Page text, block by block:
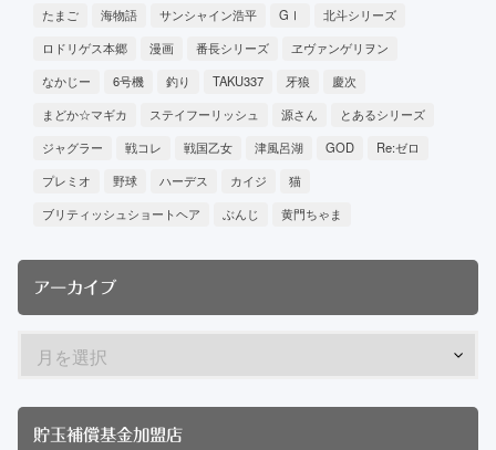
たまご
海物語 サンシャイン浩平 GⅠ
北斗シリーズ
ロドリゲス本郷
漫画 番長シリーズ
ヱヴァンゲリヲン
なかじー
6号機 釣り TAKU337 牙狼
慶次
まどか☆マギカ
ステイフーリッシュ 源さん
とあるシリーズ
ジャグラー
戦コレ 戦国乙女 津風呂湖 GOD
Re:ゼロ
プレミオ
野球 ハーデス カイジ
猫
ブリティッシュショートヘア
ぶんじ 黄門ちゃま
アーカイブ
貯玉補償基金加盟店